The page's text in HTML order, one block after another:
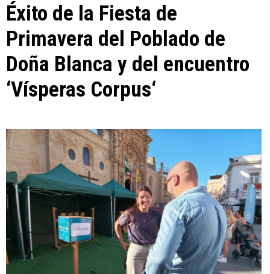
Éxito de la Fiesta de
Primavera del Poblado de
Doña Blanca y del encuentro
‘Vísperas Corpus‘